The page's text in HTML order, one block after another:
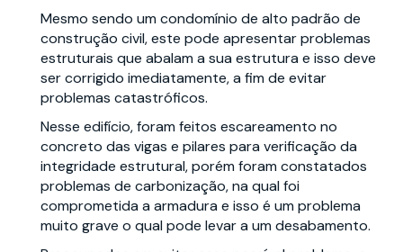
Mesmo sendo um condomínio de alto padrão de
construção civil, este pode apresentar problemas
estruturais que abalam a sua estrutura e isso deve
ser corrigido imediatamente, a fim de evitar
problemas catastróficos.
Nesse edifício, foram feitos escareamento no
concreto das vigas e pilares para verificação da
integridade estrutural, porém foram constatados
problemas de carbonização, na qual foi
comprometida a armadura e isso é um problema
muito grave o qual pode levar a um desabamento.